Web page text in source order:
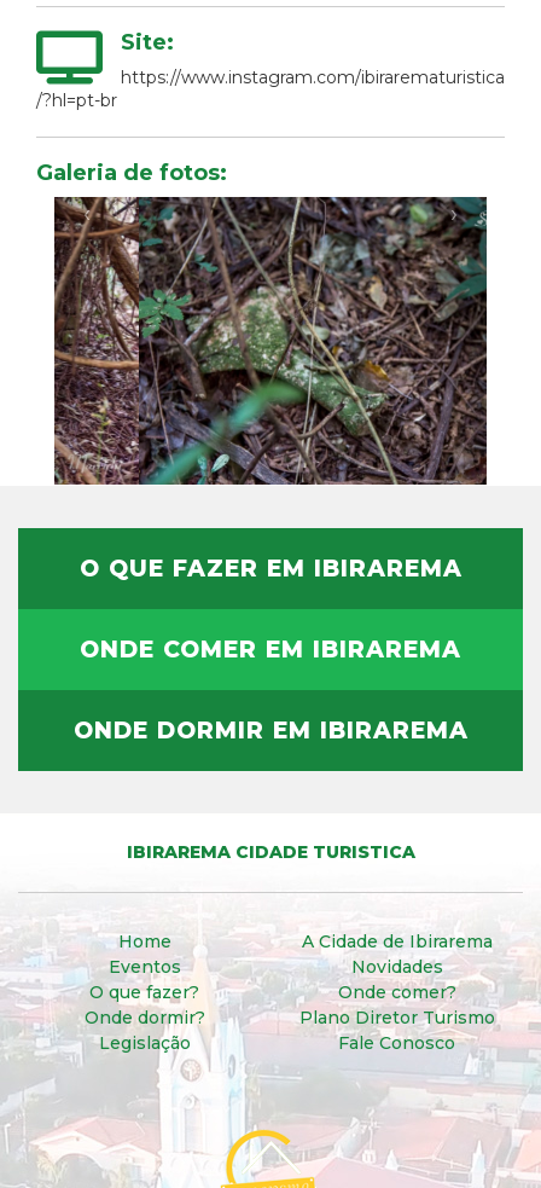
Site:
https://www.instagram.com/ibirarematuristica
/?hl=pt-br
Galeria de fotos:
‹ ›
O QUE FAZER EM IBIRAREMA
ONDE COMER EM IBIRAREMA
ONDE DORMIR EM IBIRAREMA
IBIRAREMA CIDADE TURISTICA
Home
A Cidade de Ibirarema
Eventos
Novidades
O que fazer?
Onde comer?
Onde dormir?
Plano Diretor Turismo
Legislação
Fale Conosco